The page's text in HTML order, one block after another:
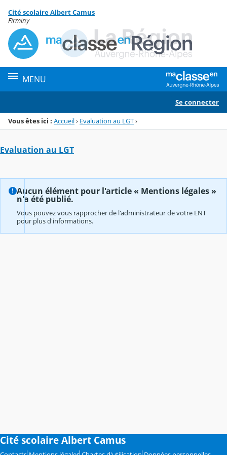
Menu de la rubrique
Contenu
Cité scolaire Albert Camus
Firminy
MENU
Se connecter
Vous êtes ici : Accueil› Evaluation au LGT›
Evaluation au LGT
Aucun élément pour l'article « Mentions légales »
n'a été publié.
Vous pouvez vous rapprocher de l'administrateur de votre ENT
pour plus d'informations.
Cité scolaire Albert Camus